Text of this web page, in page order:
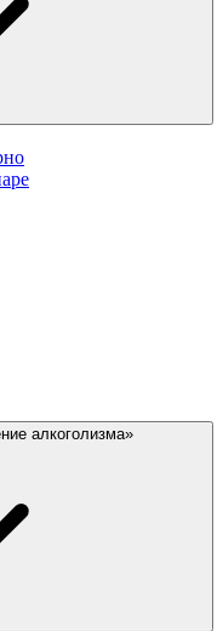
алкоголизма»